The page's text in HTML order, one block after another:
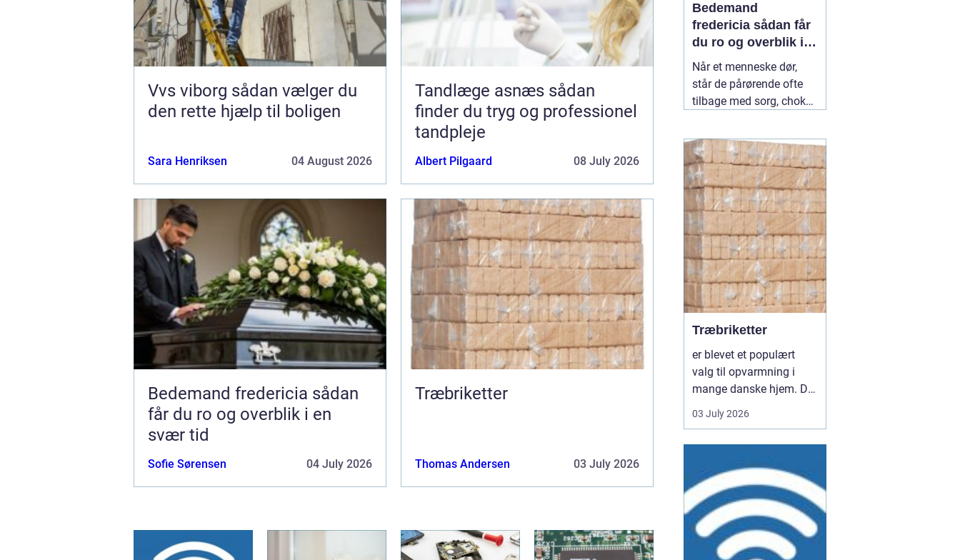
Vvs viborg sådan vælger du
den rette hjælp til boligen
Sara Henriksen 04 August 2026
Tandlæge asnæs sådan
finder du tryg og professionel
tandpleje
Albert Pilgaard 08 July 2026
Bedemand fredericia sådan
får du ro og overblik i en
svær tid
Sofie Sørensen 04 July 2026
Træbriketter
Thomas Andersen 03 July 2026
Bedemand
fredericia sådan får
du ro og overblik i
en svær tid
Når et menneske dør,
står de pårørende ofte
tilbage med sorg, chok
Hvad skal gøres først?
Hvem kontakter man?
Hvordan skaber man en
afsked, som føles rigtig?
Her spiller en lokal 04
July 2026
Træbriketter
er blevet et populært
valg til opvarmning i
mange danske hjem. De
er nemme at håndtere,
giver en høj varme og
almindeligt brænde.
Samtidig kan de udnytte
resttræ fra træindustrien,
som ellers ville gå til
spil...
03 July 2026